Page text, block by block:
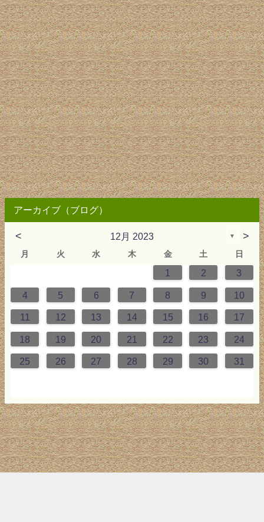
アーカイブ（ブログ）
< 12月 2023 ▼ >
月 火 水 木 金 土 日
1 2 3
4 5 6 7 8 9 10
11 12 13 14 15 16 17
18 19 20 21 22 23 24
25 26 27 28 29 30 31